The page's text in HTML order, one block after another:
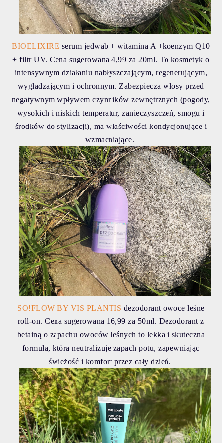
BIOELIXIRE serum jedwab + witamina A +koenzym Q10
+ filtr UV. Cena sugerowana 4,99 za 20ml. To kosmetyk o
intensywnym działaniu nabłyszczającym, regenerującym,
wygładzającym i ochronnym. Zabezpiecza włosy przed
negatywnym wpływem czynników zewnętrznych (pogody,
wysokich i niskich temperatur, zanieczyszczeń, smogu i
środków do stylizacji), ma właściwości kondycjonujące i
wzmacniające.
SO!FLOW BY VIS PLANTIS dezodorant owoce leśne
roll-on. Cena sugerowana 16,99 za 50ml. Dezodorant z
betainą o zapachu owoców leśnych to lekka i skuteczna
formuła, która neutralizuje zapach potu, zapewniając
świeżość i komfort przez cały dzień.